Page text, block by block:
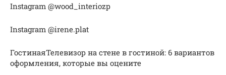
Instagram @wood_interiozp
Instagram @irene.plat
ГостинаяТелевизор на стене в гостиной: 6 вариантов
оформления, которые вы оцените